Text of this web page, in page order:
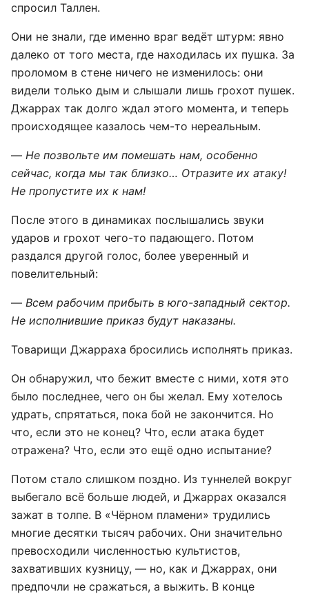
спросил Таллен.
Они не знали, где именно враг ведёт штурм: явно
далеко от того места, где находилась их пушка. За
проломом в стене ничего не изменилось: они
видели только дым и слышали лишь грохот пушек.
Джаррах так долго ждал этого момента, и теперь
происходящее казалось чем-то нереальным.
— Не позвольте им помешать нам, особенно
сейчас, когда мы так близко… Отразите их атаку!
Не пропустите их к нам!
После этого в динамиках послышались звуки
ударов и грохот чего-то падающего. Потом
раздался другой голос, более уверенный и
повелительный:
— Всем рабочим прибыть в юго-западный сектор.
Не исполнившие приказ будут наказаны.
Товарищи Джарраха бросились исполнять приказ.
Он обнаружил, что бежит вместе с ними, хотя это
было последнее, чего он бы желал. Ему хотелось
удрать, спрятаться, пока бой не закончится. Но
что, если это не конец? Что, если атака будет
отражена? Что, если это ещё одно испытание?
Потом стало слишком поздно. Из туннелей вокруг
выбегало всё больше людей, и Джаррах оказался
зажат в толпе. В «Чёрном пламени» трудились
многие десятки тысяч рабочих. Они значительно
превосходили численностью культистов,
захвативших кузницу, — но, как и Джаррах, они
предпочли не сражаться, а выжить. В конце